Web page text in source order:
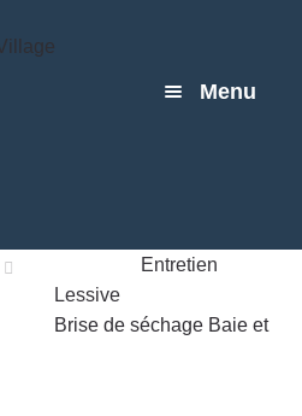
Menu
Entretien
Lessive
Brise de séchage Baie et